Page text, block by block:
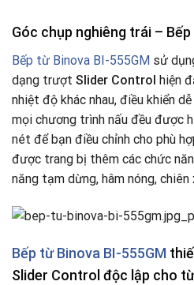
Góc chụp nghiêng trái –
Bếp từ Binova BI-555GM sử
dạng trượt Slider Control hiện
nhiệt độ khác nhau, điều khiển
mọi chương trình nấu đều được
nét để bạn điều chỉnh cho phù
được trang bị thêm các chức
năng tạm dừng, hâm nóng, chiên
Bếp từ Binova BI-555GM
Slider Control độc lập cho